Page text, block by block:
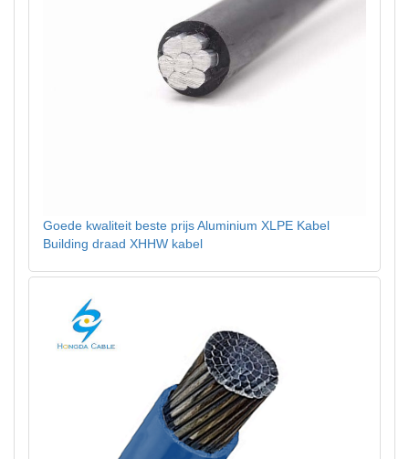
Goede kwaliteit beste prijs Aluminium XLPE Kabel
Building draad XHHW kabel